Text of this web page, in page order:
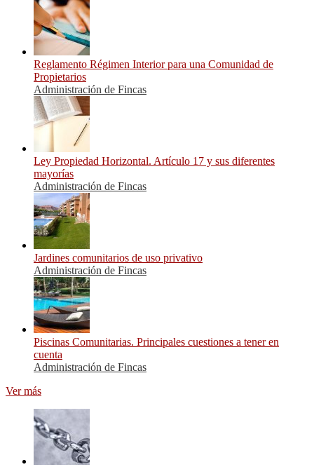
Reglamento Régimen Interior para una Comunidad de
Propietarios
Administración de Fincas
Ley Propiedad Horizontal. Artículo 17 y sus diferentes
mayorías
Administración de Fincas
Jardines comunitarios de uso privativo
Administración de Fincas
Piscinas Comunitarias. Principales cuestiones a tener en
cuenta
Administración de Fincas
Ver más